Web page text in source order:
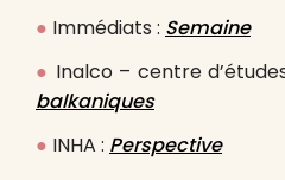
● Immédiats : Semaine
● Inalco – centre
balkaniques
● INHA : Perspective